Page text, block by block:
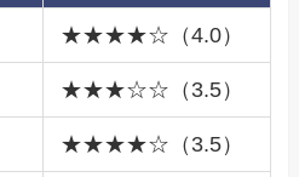
★★★★☆（4.0）
★★★☆☆（3.5）
★★★★☆（3.5）